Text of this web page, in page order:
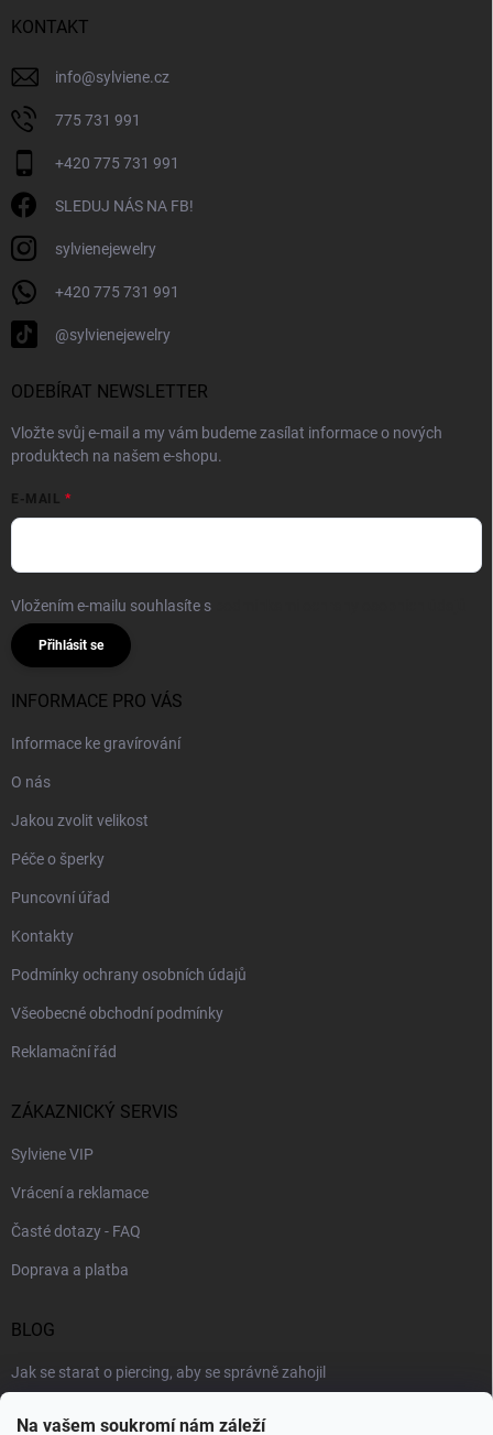
Na vašem soukromí nám záleží
KONTAKT
info@sylviene.cz
775 731 991
+420 775 731 991
SLEDUJ NÁS NA FB!
sylvienejewelry
+420 775 731 991
@sylvienejewelry
ODEBÍRAT NEWSLETTER
Vložte svůj e-mail a my vám budeme zasílat informace o nových
produktech na našem e-shopu.
E-MAIL
Vložením e-mailu souhlasíte s
Přihlásit se
INFORMACE PRO VÁS
Informace ke gravírování
O nás
Jakou zvolit velikost
Péče o šperky
Puncovní úřad
Kontakty
Podmínky ochrany osobních údajů
Všeobecné obchodní podmínky
Reklamační řád
ZÁKAZNICKÝ SERVIS
Sylviene VIP
Vrácení a reklamace
Časté dotazy - FAQ
Doprava a platba
BLOG
Jak se starat o piercing, aby se správně zahojil